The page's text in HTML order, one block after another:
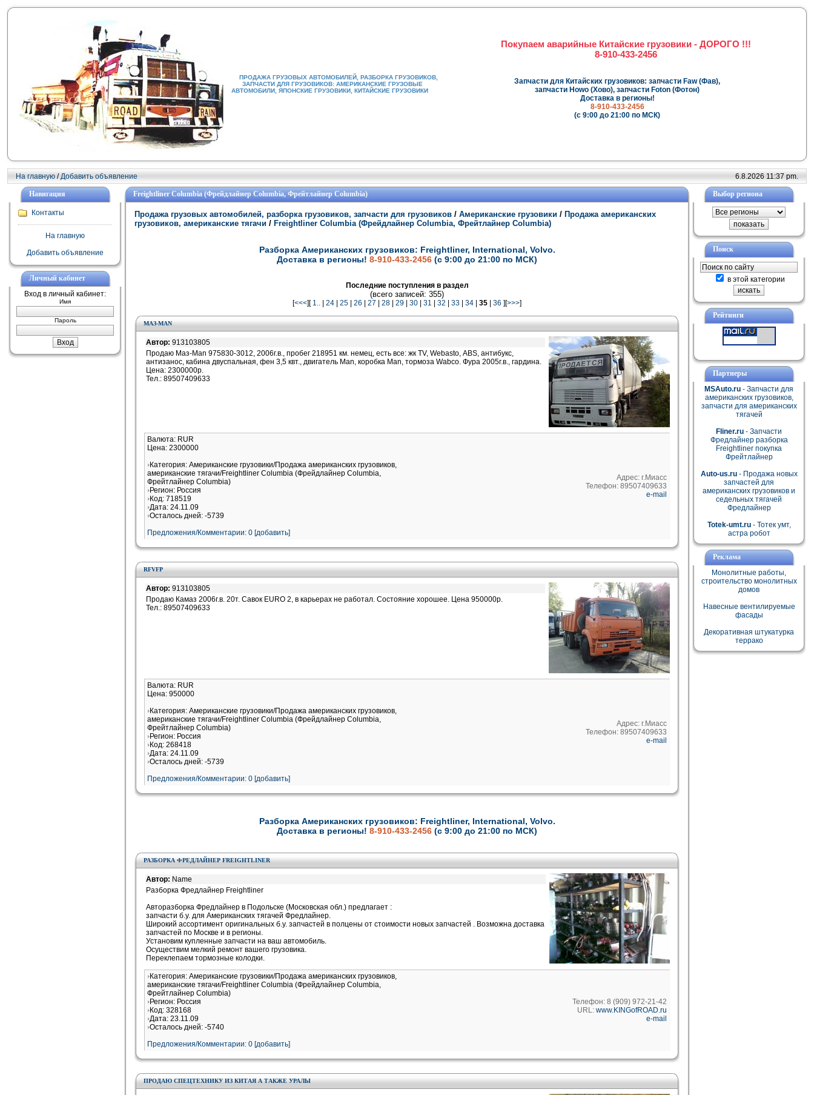
ПРОДАЖА ГРУЗОВЫХ АВТОМОБИЛЕЙ, РАЗБОРКА ГРУЗОВИКОВ,
ЗАПЧАСТИ ДЛЯ ГРУЗОВИКОВ: АМЕРИКАНСКИЕ ГРУЗОВЫЕ
АВТОМОБИЛИ, ЯПОНСКИЕ ГРУЗОВИКИ, КИТАЙСКИЕ ГРУЗОВИКИ
Покупаем аварийные Китайские грузовики - ДОРОГО !!!
8-910-433-2456
Запчасти для Китайских грузовиков: запчасти Faw (Фав),
запчасти Howo (Хово), запчасти Foton (Фотон)
Доставка в регионы!
8-910-433-2456
(с 9:00 до 21:00 по МСК)
На главную /Добавить объявление 6.8.2026 11:37 pm.
Навигация
Контакты
На главную
Добавить объявление
Личный кабинет
Вход в личный кабинет:
Имя
Пароль
Freightliner Columbia (Фрейдлайнер Columbia, Фрейтлайнер Columbia)
Продажа грузовых автомобилей, разборка грузовиков, запчасти для грузовиков / Американские грузовики / Продажа американских
грузовиков, американские тягачи / Freightliner Columbia (Фрейдлайнер Columbia, Фрейтлайнер Columbia)
Разборка Американских грузовиков: Freightliner, International, Volvo.
Доставка в регионы! 8-910-433-2456 (с 9:00 до 21:00 по МСК)
Последние поступления в раздел
(всего записей: 355)
[<<<][ 1.. 24 25 26 27 28 29 30 31 32 33 34 35 36 ][>>>]
МАЗ-MAN
Автор: 913103805
Продаю Маз-Man 975830-3012, 2006г.в., пробег 218951 км. немец, есть все: жк TV, Webasto, АВS, антибукс,
антизанос, кабина двуспальная, фен 3,5 квт., двигатель Man, коробка Man, тормоза Wabco. Фура 2005г.в., гардина.
Цена: 2300000р.
Тел.: 89507409633
Валюта: RUR
Цена: 2300000
Категория: Американские грузовики/Продажа американских грузовиков,
американские тягачи/Freightliner Columbia (Фрейдлайнер Columbia,
Фрейтлайнер Columbia)
Регион: Россия
Код: 718519
Дата: 24.11.09
Осталось дней: -5739
Предложения/Комментарии: 0 [добавить]
Адрес: г.Миасс
Телефон: 89507409633
e-mail
RFVFP
Автор: 913103805
Продаю Камаз 2006г.в. 20т. Савок EURO 2, в карьерах не работал. Состояние хорошее. Цена 950000р.
Тел.: 89507409633
Валюта: RUR
Цена: 950000
Категория: Американские грузовики/Продажа американских грузовиков,
американские тягачи/Freightliner Columbia (Фрейдлайнер Columbia,
Фрейтлайнер Columbia)
Регион: Россия
Код: 268418
Дата: 24.11.09
Осталось дней: -5739
Предложения/Комментарии: 0 [добавить]
Адрес: г.Миасс
Телефон: 89507409633
e-mail
Разборка Американских грузовиков: Freightliner, International, Volvo.
Доставка в регионы! 8-910-433-2456 (с 9:00 до 21:00 по МСК)
РАЗБОРКА ФРЕДЛАЙНЕР FREIGHTLINER
Автор: Name
Разборка Фредлайнер Freightliner
Авторазборка Фредлайнер в Подольске (Московская обл.) предлагает :
запчасти б.у. для Американских тягачей Фредлайнер.
Широкий ассортимент оригинальных б.у. запчастей в полцены от стоимости новых запчастей . Возможна доставка
запчастей по Москве и в регионы.
Установим купленные запчасти на ваш автомобиль.
Осуществим мелкий ремонт вашего грузовика.
Переклепаем тормозные колодки.
Категория: Американские грузовики/Продажа американских грузовиков,
американские тягачи/Freightliner Columbia (Фрейдлайнер Columbia,
Фрейтлайнер Columbia)
Регион: Россия
Код: 328168
Дата: 23.11.09
Осталось дней: -5740
Предложения/Комментарии: 0 [добавить]
Телефон: 8 (909) 972-21-42
URL: www.KINGofROAD.ru
e-mail
ПРОДАЮ СПЕЦТЕХНИКУ ИЗ КИТАЯ А ТАКЖЕ УРАЛЫ
Выбор региона
Поиск
в этой категории
Рейтинги
Партнеры
MSAuto.ru - Запчасти для
американских грузовиков,
запчасти для американских
тягачей
Fliner.ru - Запчасти
Фредлайнер разборка
Freightliner покупка
Фрейтлайнер
Auto-us.ru- Продажа новых
запчастей для
американских грузовиков и
седельных тягачей
Фредлайнер
Totek-umt.ru- Тотек умт,
астра робот
Реклама
Монолитные работы,
строительство монолитных
домов
Навесные вентилируемые
фасады
Декоративная штукатурка
террако